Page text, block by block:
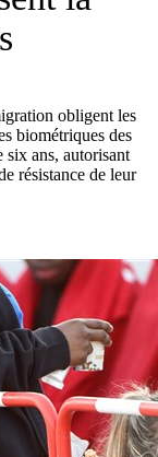
obligent les
biométriques des
six ans, autorisant
résistance de leur